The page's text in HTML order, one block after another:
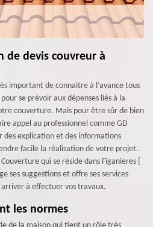
de devis couvreur à
important de connaitre à l’avance tous
se prévoir aux dépenses liés à la
couverture. Mais pour être sûr de bien
appel au professionnel comme GD
des explication et des informations
facile la réalisation de votre projet.
qui se réside dans Figanieres {
ses suggestions et offre ses services
à effectuer vos travaux.
les normes